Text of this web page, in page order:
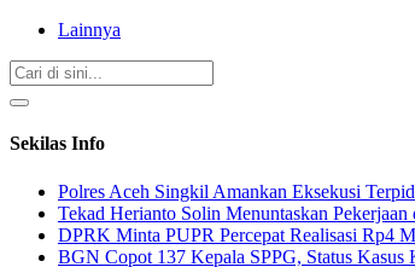
Lainnya
Sekilas Info
Polres Aceh Singkil Amankan Eksekusi
Tekad Herianto Solin Menuntaskan
DPRK Minta PUPR Percepat Realisasi Rp4
BGN Copot 137 Kepala SPPG, Status Kasus